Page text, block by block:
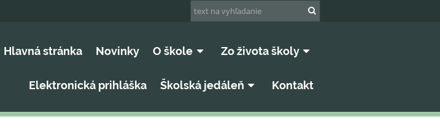
Hlavná stránka Novinky O škole Zo života školy
Elektronická prihláška Školská jedáleň Kontakt